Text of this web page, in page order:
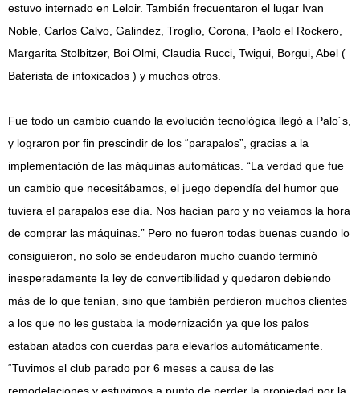
estuvo internado en Leloir. También frecuentaron el lugar Ivan
Noble, Carlos Calvo, Galindez, Troglio, Corona, Paolo el Rockero,
Margarita Stolbitzer, Boi Olmi, Claudia Rucci, Twigui, Borgui, Abel (
Baterista de intoxicados ) y muchos otros.
Fue todo un cambio cuando la evolución tecnológica llegó a Palo´s,
y lograron por fin prescindir de los “parapalos”, gracias a la
implementación de las máquinas automáticas. “La verdad que fue
un cambio que necesitábamos, el juego dependía del humor que
tuviera el parapalos ese día. Nos hacían paro y no veíamos la hora
de comprar las máquinas.” Pero no fueron todas buenas cuando lo
consiguieron, no solo se endeudaron mucho cuando terminó
inesperadamente la ley de convertibilidad y quedaron debiendo
más de lo que tenían, sino que también perdieron muchos clientes
a los que no les gustaba la modernización ya que los palos
estaban atados con cuerdas para elevarlos automáticamente.
“Tuvimos el club parado por 6 meses a causa de las